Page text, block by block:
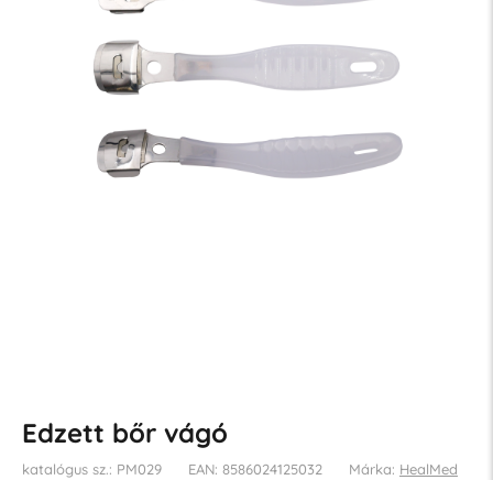
Edzett bőr vágó
katalógus sz.: PM029 EAN: 8586024125032 Márka: HealMed